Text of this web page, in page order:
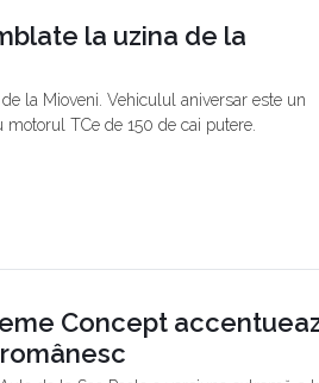
la uzina de la
la Mioveni. Vehiculul aniversar este un
TCe de 150 de cai putere.
Concept